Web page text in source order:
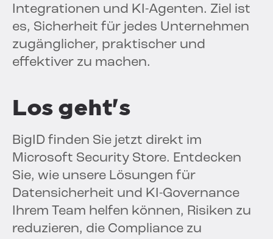
Integrationen und KI-Agenten. Ziel ist
es, Sicherheit für jedes Unternehmen
zugänglicher, praktischer und
effektiver zu machen.
Los geht's
BigID finden Sie jetzt direkt im
Microsoft Security Store. Entdecken
Sie, wie unsere Lösungen für
Datensicherheit und KI-Governance
Ihrem Team helfen können, Risiken zu
reduzieren, die Compliance zu